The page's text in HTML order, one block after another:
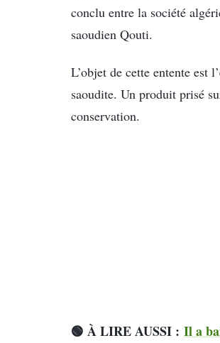
conclu entre la société
saoudien Qouti.
L’objet de cette entente est
saoudite. Un produit prisé
conservation.
🟢 À LIRE AUSSI : Il a